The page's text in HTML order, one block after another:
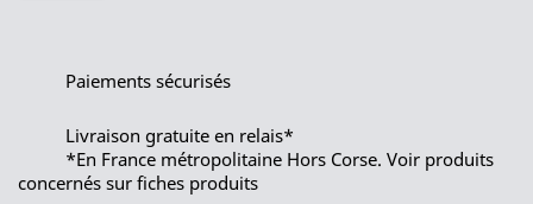
Paiements sécurisés
Livraison gratuite en relais*
*En France métropolitaine Hors Corse. Voir produits
concernés sur fiches produits